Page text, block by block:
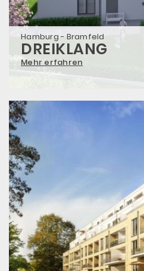
Hamburg - Bramfeld
DREIKLANG
Mehr erfahren